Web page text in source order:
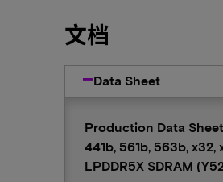
文档
Data Sheet
Production Data
441b, 561b, 563b, x32,
LPDDR5X SDRAM